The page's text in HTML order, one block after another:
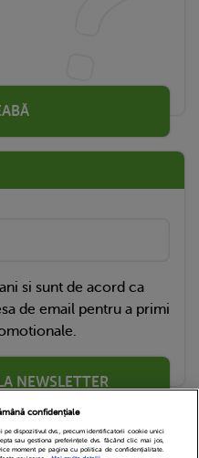
si sunt de acord ca
de email pentru a primi
NEWSLETTER
confidențiale
pe dispozitivul dvs., precum identificatorii cookie unici
sau gestiona preferințele dvs. făcând clic mai jos,
moment pe pagina cu politica de confidențialitate.